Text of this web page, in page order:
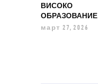
ВИСОКО
ОБРАЗОВАНИЕ
март 27, 2026